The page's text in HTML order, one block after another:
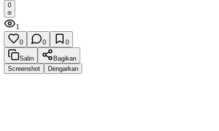
0
1
0 0 0
Salin
Bagikan
Screenshot
Dengarkan